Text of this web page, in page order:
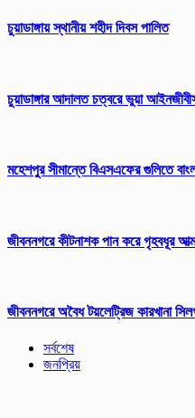
চুয়াডাঙ্গায় স্থানীয় শহীদ দিবস পা‌লিত
চুয়াডাঙ্গার আদালত চত্বরে ভুয়া
মহেশপুর সীমান্তে বিএসএফের গুলিতে
জীবননগরে কীটনাশক পান করে গৃহবধূর
জীবননগরে অবৈধ টয়লেট্রিজ কারখানা
সর্বশেষ
জনপ্রিয়